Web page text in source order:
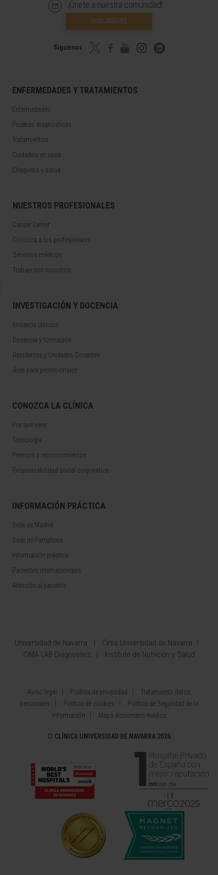
¡Únete a nuestra comunidad!
SUSCRIBIRSE
Síguenos
ENFERMEDADES Y TRATAMIENTOS
Enfermedades
Pruebas diagnósticas
Tratamientos
Cuidados en casa
Chequeos y salud
NUESTROS PROFESIONALES
Cancer Center
Conozca a los profesionales
Servicios médicos
Trabaje con nosotros
INVESTIGACIÓN Y DOCENCIA
Ensayos clínicos
Docencia y formación
Residentes y Unidades Docentes
Área para profesionales
CONOZCA LA CLÍNICA
Por qué venir
Tecnología
Premios y reconocimientos
Responsabilidad social corporativa
INFORMACIÓN PRÁCTICA
Sede de Madrid
Sede de Pamplona
Información práctica
Pacientes internacionales
Atención al paciente
Universidad de Navarra
Cima Universidad de Navarra
CIMA LAB Diagnostics
Instituto de Nutrición y Salud
Aviso legal Política de privacidad
Tratamiento datos
personales
Política de cookies
Política de Seguridad de la
Información
Mapa diccionario médico
© CLÍNICA UNIVERSIDAD DE NAVARRA 2026